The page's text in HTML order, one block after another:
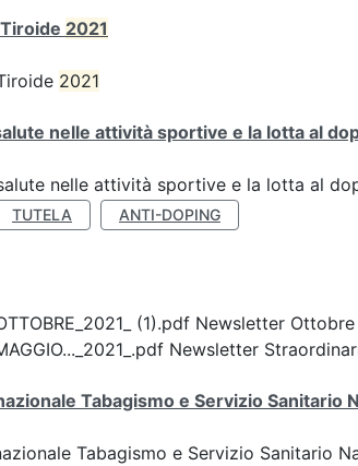
2021
2021
nelle attività sportive e la lotta al
nelle attività sportive e la lotta al
TUTELA ANTI-DOPING
(1).pdf Newsletter Ottobre
Newsletter
Tabagismo e Servizio Sanitario
Tabagismo e Servizio Sanitario